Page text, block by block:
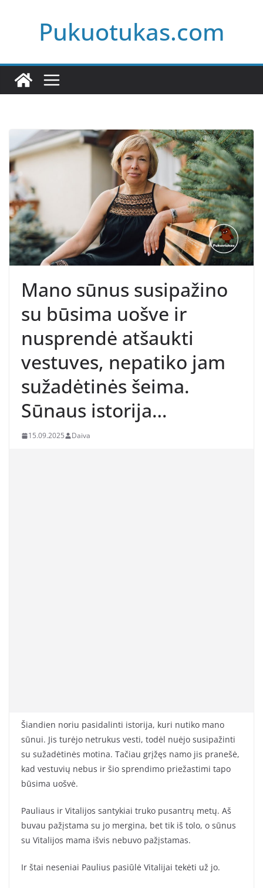
Pukuotukas.com
Mano sūnus susipažino
su būsima uošve ir
nusprendė atšaukti
vestuves, nepatiko jam
sužadėtinės šeima.
Sūnaus istorija…
15.09.2025 Daiva
Šiandien noriu pasidalinti istorija, kuri nutiko mano
sūnui. Jis turėjo netrukus vesti, todėl nuėjo susipažinti
su sužadėtinės motina. Tačiau grįžęs namo jis pranešė,
kad vestuvių nebus ir šio sprendimo priežastimi tapo
būsima uošvė.
Pauliaus ir Vitalijos santykiai truko pusantrų metų. Aš
buvau pažįstama su jo mergina, bet tik iš tolo, o sūnus
su Vitalijos mama išvis nebuvo pažįstamas.
Ir štai neseniai Paulius pasiūlė Vitalijai tekėti už jo.